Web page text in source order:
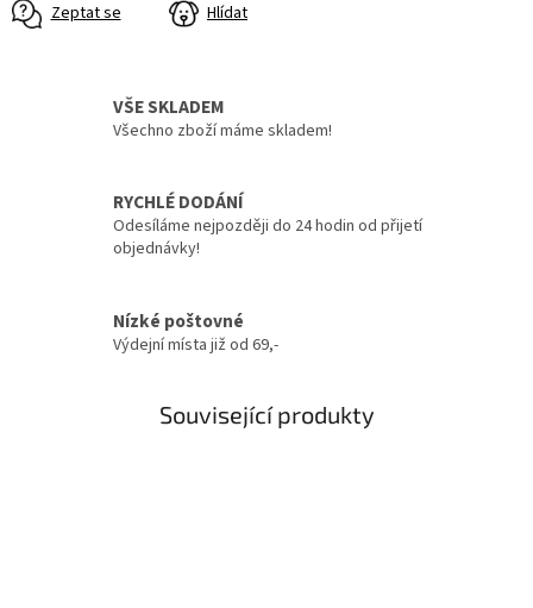
Zeptat se Hlídat
VŠE SKLADEM
Všechno zboží máme skladem!
RYCHLÉ DODÁNÍ
Odesíláme nejpozději do 24 hodin od přijetí
objednávky!
Nízké poštovné
Výdejní místa již od 69,-
Související produkty